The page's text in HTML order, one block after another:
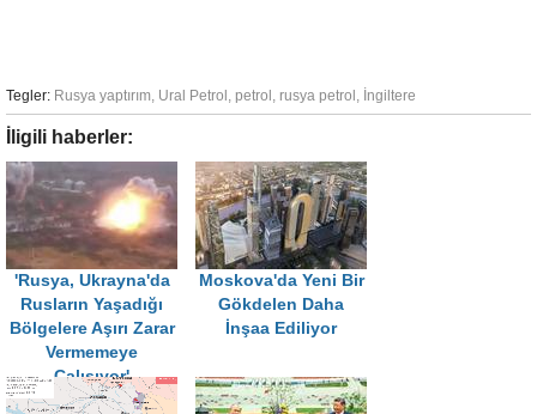
Tegler: Rusya yaptırım Ural Petrol petrol rusya petrol İngiltere
İligili haberler:
'Rusya, Ukrayna'da
Rusların Yaşadığı
Bölgelere Aşırı Zarar
Vermemeye
Çalışıyor'
Moskova'da Yeni Bir
Gökdelen Daha
İnşaa Ediliyor